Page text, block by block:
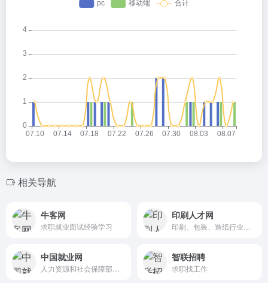
相关导航
牛客网
求职就业面试经验学习
印刷人才网
中国就业网 智联招聘
求职找工作